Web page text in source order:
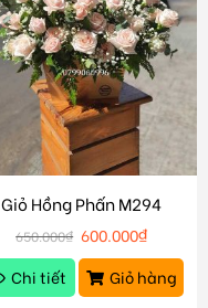
Giỏ Hồng Phấn M294
650.000₫ 600.000₫
Chi tiết
Giỏ hàng